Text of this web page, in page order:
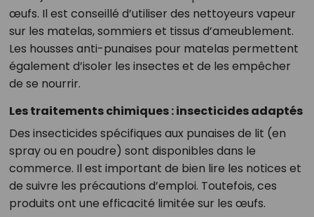
œufs. Il est conseillé d’utiliser des nettoyeurs vapeur
sur les matelas, sommiers et tissus d’ameublement.
Les housses anti-punaises pour matelas permettent
également d’isoler les insectes et de les empêcher
de se nourrir.
Les traitements chimiques : insecticides adaptés
Des insecticides spécifiques aux punaises de lit (en
spray ou en poudre) sont disponibles dans le
commerce. Il est important de bien lire les notices et
de suivre les précautions d’emploi. Toutefois, ces
produits ont une efficacité limitée sur les œufs.